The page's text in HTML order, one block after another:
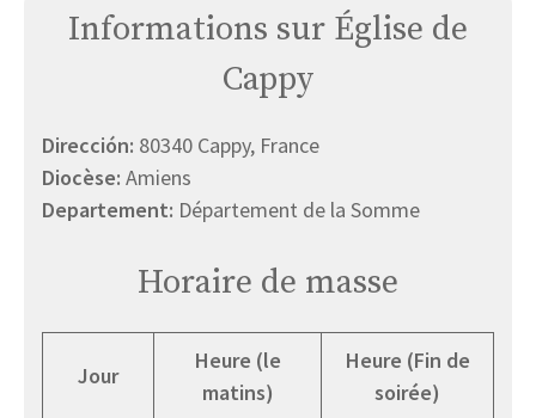
Informations sur Église de
Cappy
Dirección: 80340 Cappy, France
Diocèse: Amiens
Departement: Département de la Somme
Horaire de masse
Jour
Heure (le
matins)
Heure (Fin de
soirée)